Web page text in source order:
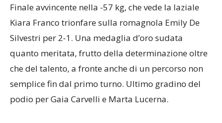
Finale avvincente nella -57 kg, che vede la laziale
Kiara Franco trionfare sulla romagnola Emily De
Silvestri per 2-1. Una medaglia d’oro sudata
quanto meritata, frutto della determinazione oltre
che del talento, a fronte anche di un percorso non
semplice fin dal primo turno. Ultimo gradino del
podio per Gaia Carvelli e Marta Lucerna.